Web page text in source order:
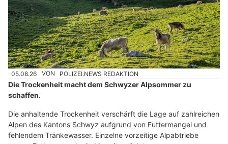
05.08.26 VON POLIZEI.NEWS REDAKTION
Die Trockenheit macht dem Schwyzer Alpsommer zu
schaffen.
Die anhaltende Trockenheit verschärft die Lage auf zahlreichen
Alpen des Kantons Schwyz aufgrund von Futtermangel und
fehlendem Tränkewasser. Einzelne vorzeitige Alpabtriebe